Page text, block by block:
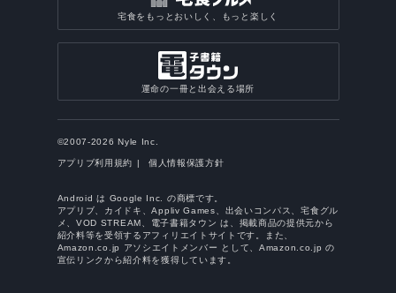
宅食をもっとおいしく、もっと楽しく
運命の一冊と出会える場所
©2007-2026 Nyle Inc.
アプリブ利用規約 個人情報保護方針
Android は Google Inc. の商標です。
アプリブ、カイドキ、Appliv Games、出会いコンパス、宅食グル
メ、VOD STREAM、電子書籍タウン は、掲載商品の提供元から
紹介料等を受領するアフィリエイトサイトです。また、
Amazon.co.jp アソシエイトメンバー として、Amazon.co.jp の
宣伝リンクから紹介料を獲得しています。